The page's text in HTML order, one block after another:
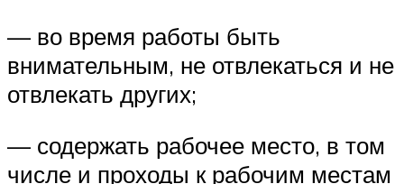
— во время работы быть
внимательным, не отвлекаться и не
отвлекать других;
— содержать рабочее место, в том
числе и проходы к рабочим местам